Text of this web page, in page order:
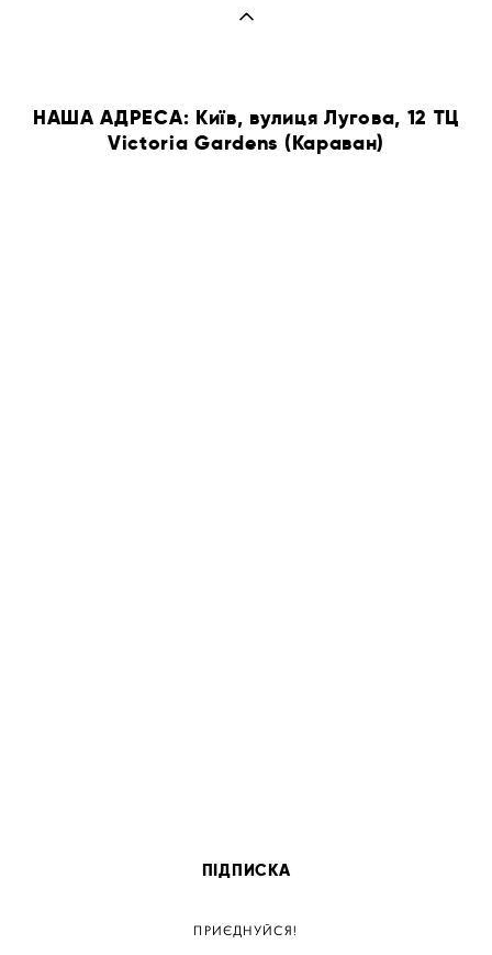
НАША АДРЕСА: Київ, вулиця Лугова, 12 ТЦ
Victoria Gardens (Караван)
ПІДПИСКА
ПРИЄДНУЙСЯ!